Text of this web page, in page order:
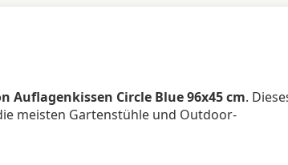
Auflagenkissen Circle Blue 96x45 cm.
meisten Gartenstühle und Outdoor-